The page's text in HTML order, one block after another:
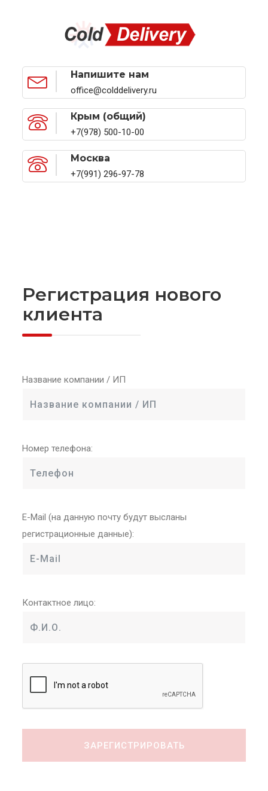
Напишите нам
office@colddelivery.ru
Крым (общий)
+7(978) 500-10-00
Москва
+7(991) 296-97-78
Регистрация нового
клиента
Название компании / ИП
Номер телефона:
E-Mail (на данную почту будут высланы
регистрационные данные):
Контактное лицо: